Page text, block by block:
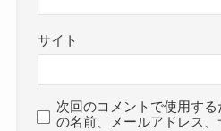
サイト
次回のコメントで使用す
の名前、メールアドレス、